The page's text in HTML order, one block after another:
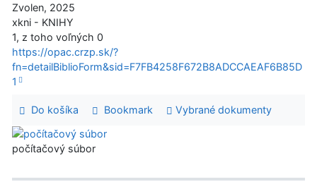
Zvolen, 2025
xkni - KNIHY
1, z toho voľných 0
https://opac.crzp.sk/?
fn=detailBiblioForm&sid=F7FB4258F672B8ADCCAEAF6B85D
1
Do košíka Bookmark Vybrané dokumenty
počítačový súbor